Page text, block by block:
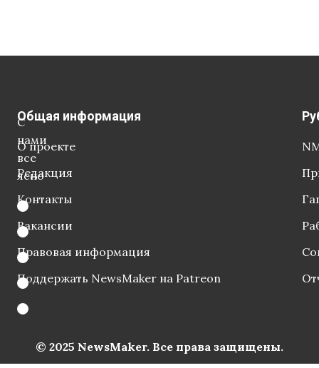
С
нами
все
ясно
Общая информация
О проекте
Редакция
Контакты
Вакансии
Правовая информация
Поддержать NewsMaker на Patreon
© 2025 NewsMaker. Все права защищены.